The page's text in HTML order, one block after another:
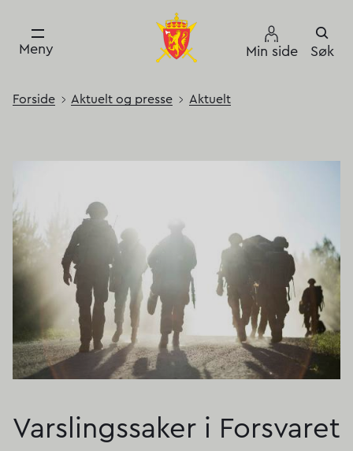
Meny Min side Søk
Forside Aktuelt og presse Aktuelt
Varslingssaker i Forsvaret